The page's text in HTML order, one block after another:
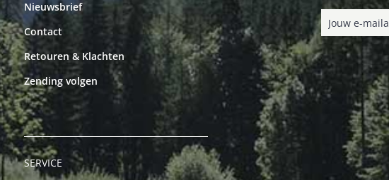
Nieuwsbrief
Contact
Retouren & Klachten
Zending volgen
SERVICE